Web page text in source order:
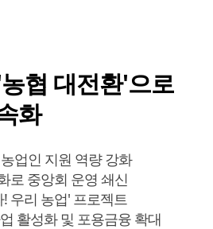
협 대전환'으로
화
업인 지원 역량 강화
로 중앙회 운영 쇄신
우리 농업' 프로젝트
활성화 및 포용금융 확대